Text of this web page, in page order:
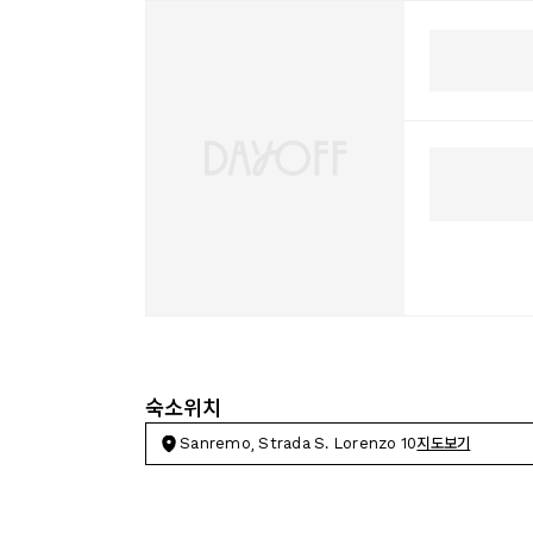
숙소위치
Sanremo, Strada S. Lorenzo 10지도보기